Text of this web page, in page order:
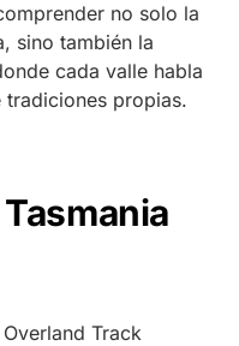
no solo la
sino también la
cada valle habla
tradiciones propias.
Track